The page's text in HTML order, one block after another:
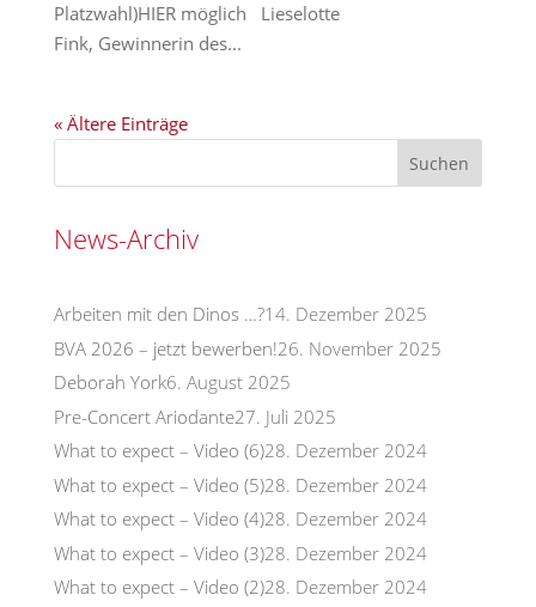
Platzwahl)HIER möglich Lieselotte
Fink, Gewinnerin des...
« Ältere Einträge
News-Archiv
Arbeiten mit den Dinos …?14. Dezember 2025
BVA 2026 – jetzt bewerben!26. November 2025
Deborah York6. August 2025
Pre-Concert Ariodante27. Juli 2025
What to expect – Video (6)28. Dezember 2024
What to expect – Video (5)28. Dezember 2024
What to expect – Video (4)28. Dezember 2024
What to expect – Video (3)28. Dezember 2024
What to expect – Video (2)28. Dezember 2024